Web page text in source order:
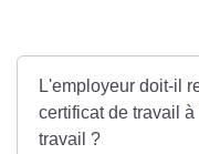
L'employeur doit-il
certificat de travail
travail ?